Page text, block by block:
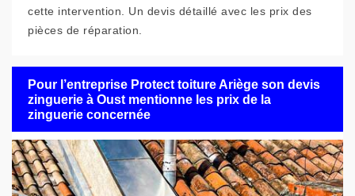
cette intervention. Un devis détaillé avec les prix des
pièces de réparation.
Pour l’entreprise Protect toiture Ariège son devis
zinguerie à Oust mentionne les prix de la
zinguerie concernée